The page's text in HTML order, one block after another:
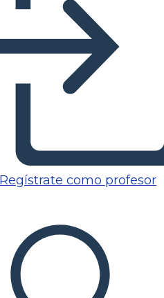
Regístrate como profesor